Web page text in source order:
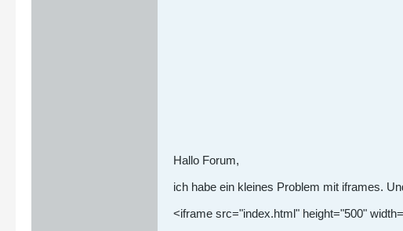
Hallo Forum,
ich habe ein kleines Problem mit iframes.
<iframe src="index.html" height="500"